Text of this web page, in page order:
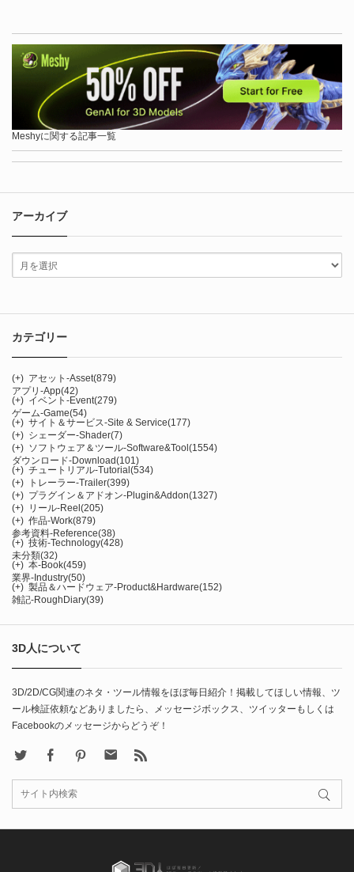
Meshyに関する記事一覧
アーカイブ
カテゴリー
(+) アセット-Asset(879)
アプリ-App(42)
(+) イベント-Event(279)
ゲーム-Game(54)
(+) サイト＆サービス-Site & Service(177)
(+) シェーダー-Shader(7)
(+) ソフトウェア＆ツール-Software&Tool(1554)
ダウンロード-Download(101)
(+) チュートリアル-Tutorial(534)
(+)
トレーラー-Trailer(399)
(+) プラグイン＆アドオン-Plugin&Addon(1327)
(+) リール-Reel(205)
(+) 作品-Work(879)
参考資料-Reference(38)
(+) 技術-Technology(428)
未分類(32)
(+) 本-Book(459)
業界-Industry(50)
(+) 製品＆ハードウェア-Product&Hardware(152)
雑記-RoughDiary(39)
3D人について
3D/2D/CG関連のネタ・ツール情報をほぼ毎日紹介！掲載してほしい情報、ツ
ール検証依頼などありましたら、メッセージボックス、ツイッターもしくは
Facebookのメッセージからどうぞ！
FacebookPinterest Contact